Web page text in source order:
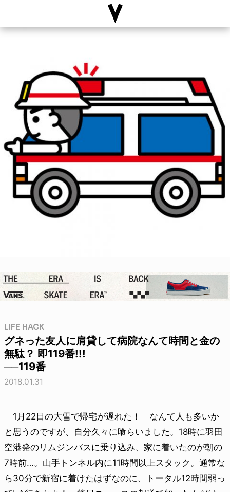
LIFE HACK
グネった友人に肩貸して病院なんて時間と金の
無駄？ 即119番!!!
──119番
2018.01.31
1月22日の大雪で帰宅が遅れた！ なんて人も多いか
と思うのですが、自分久々に喰らいました。18時に羽田
空港発のリムジンバスに乗り込み、家に着いたのが朝の
7時前…。山手トンネル内に11時間以上スタック。通常な
ら30分で新宿に着けたはずなのに、トータル12時間弱っ